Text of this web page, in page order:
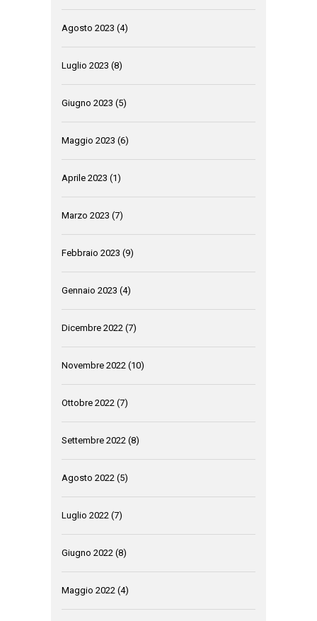
Agosto 2023 (4)
Luglio 2023 (8)
Giugno 2023 (5)
Maggio 2023 (6)
Aprile 2023 (1)
Marzo 2023 (7)
Febbraio 2023 (9)
Gennaio 2023 (4)
Dicembre 2022 (7)
Novembre 2022 (10)
Ottobre 2022 (7)
Settembre 2022 (8)
Agosto 2022 (5)
Luglio 2022 (7)
Giugno 2022 (8)
Maggio 2022 (4)